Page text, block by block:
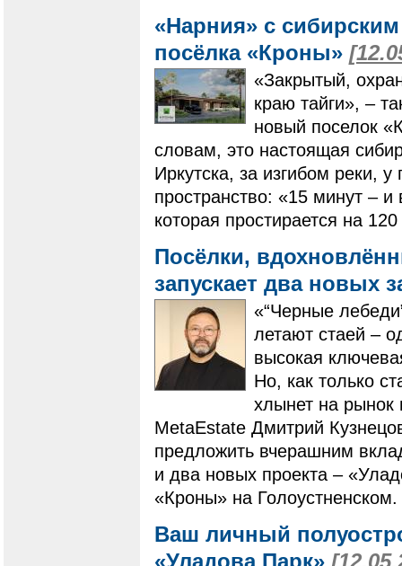
«Нарния» с
посёлка «Кроны»
«Закрытый,
краю тайги», –
новый поселок
словам, это настоящая
Иркутска, за изгибом реки,
пространство: «15 минут –
которая простирается на
Посёлки,
запускает два новых
«“Черные
летают стаей –
высокая
Но, как только
хлынет на рынок
MetaEstate Дмитрий
предложить вчерашним
и два новых проекта –
«Кроны» на
Ваш личный
«Уладова Парк»